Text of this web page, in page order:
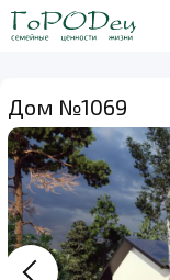
Дом №1069